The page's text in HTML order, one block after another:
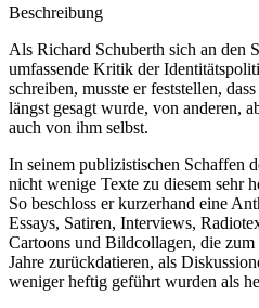
Beschreibung
Als Richard Schuberth sich an den
umfassende Kritik der
schreiben, musste er feststellen,
längst gesagt wurde, von anderen,
auch von ihm selbst.
In seinem publizistischen Schaffen
nicht wenige Texte zu diesem sehr
So beschloss er kurzerhand eine
Essays, Satiren, Interviews,
Cartoons und Bildcollagen, die
Jahre zurückdatieren, als
weniger heftig geführt wurden als